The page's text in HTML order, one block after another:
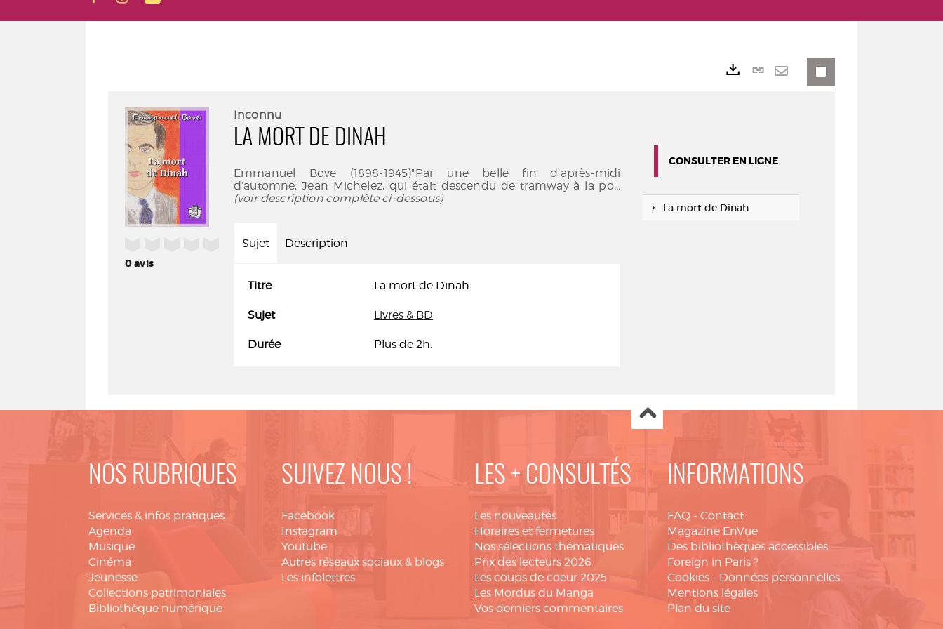
0avis
Inconnu
LA MORT DE DINAH
Emmanuel Bove (1898-1945)"Par une belle fin d’après-midi
d’automne, Jean Michelez, qui était descendu de tramway à la po...
(voir description complète ci-dessous)
Sujet Description
Titre La mort de Dinah
Sujet Livres & BD
Durée Plus de 2h.
Lien
CONSULTER EN LIGNE
La mort de Dinah
NOS RUBRIQUES
Services & infos pratiques
Agenda
Musique
Cinéma
Jeunesse
Collections patrimoniales
Bibliothèque numérique
SUIVEZ NOUS !
Facebook
Instagram
Youtube
Autres réseaux sociaux & blogs
Les infolettres
LES + CONSULTÉS
Les nouveautés
Horaires et fermetures
Nos sélections thématiques
Prix des lecteurs 2026
Les coups de coeur 2025
Les Mordus du Manga
Vos derniers commentaires
INFORMATIONS
FAQ - Contact
Magazine EnVue
Des bibliothèques accessibles
Foreign in Paris ?
Cookies - Données personnelles
Mentions légales
Plan du site